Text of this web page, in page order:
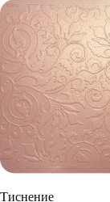
Тиснение